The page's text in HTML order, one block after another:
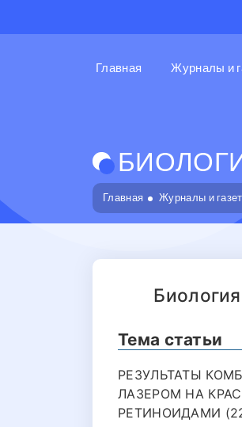
Главная Журналы и
Главная Журналы и
Тема статьи
РЕЗУЛЬТАТЫ
ЛАЗЕРОМ НА
РЕТИНОИДАМИ